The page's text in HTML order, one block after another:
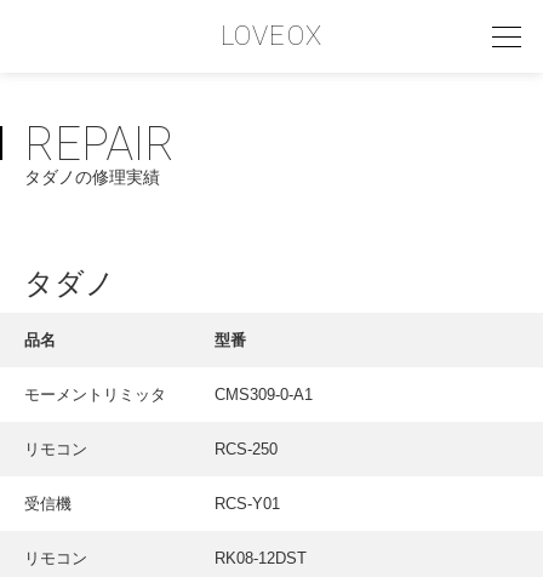
LOVEOX
PHILOSOPHY
フィロソフィー
会社情報
SERVICE
お客様インタビュー
RECRUIT
採用情報
REPAIR
タダノの修理実績
タダノ
品名 型番
モーメントリミッタ CMS309-0-A1
リモコン RCS-250
受信機 RCS-Y01
リモコン RK08-12DST